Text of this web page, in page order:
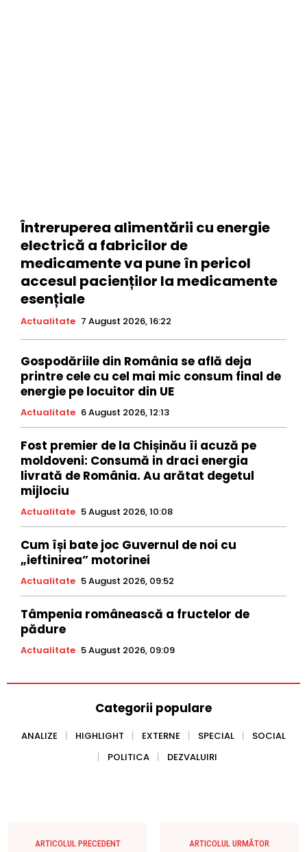
Întreruperea alimentării cu energie
electrică a fabricilor de
medicamente va pune în pericol
accesul pacienților la medicamente
esențiale
Actualitate 7 August 2026, 16:22
Gospodăriile din România se află deja
printre cele cu cel mai mic consum final de
energie pe locuitor din UE
Actualitate 6 August 2026, 12:13
Fost premier de la Chișinău îi acuză pe
moldoveni: Consumă in draci energia
livrată de România. Au arătat degetul
mijlociu
Actualitate 5 August 2026, 10:08
Cum își bate joc Guvernul de noi cu
„ieftinirea” motorinei
Actualitate 5 August 2026, 09:52
Tâmpenia românească a fructelor de
pădure
Actualitate 5 August 2026, 09:09
Categorii populare
ANALIZE HIGHLIGHT EXTERNE SPECIAL
SOCIAL
POLITICA
DEZVALUIRI
ARTICOLUL PRECEDENT ARTICOLUL URMĂTOR